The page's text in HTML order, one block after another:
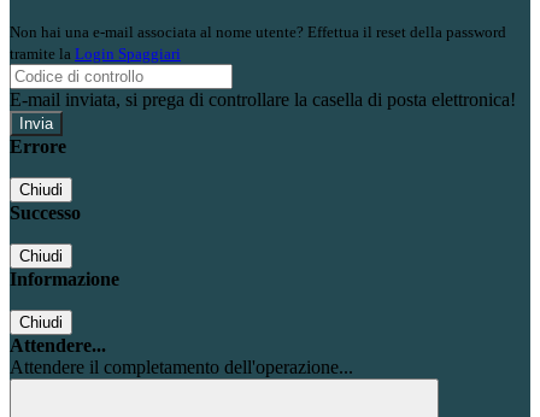
Non hai una e-mail associata al nome utente? Effettua il reset della password
tramite la Login Spaggiari
E-mail inviata, si prega di controllare la casella di posta elettronica!
Errore
Chiudi
Successo
Chiudi
Informazione
Chiudi
Attendere...
Attendere il completamento dell'operazione...